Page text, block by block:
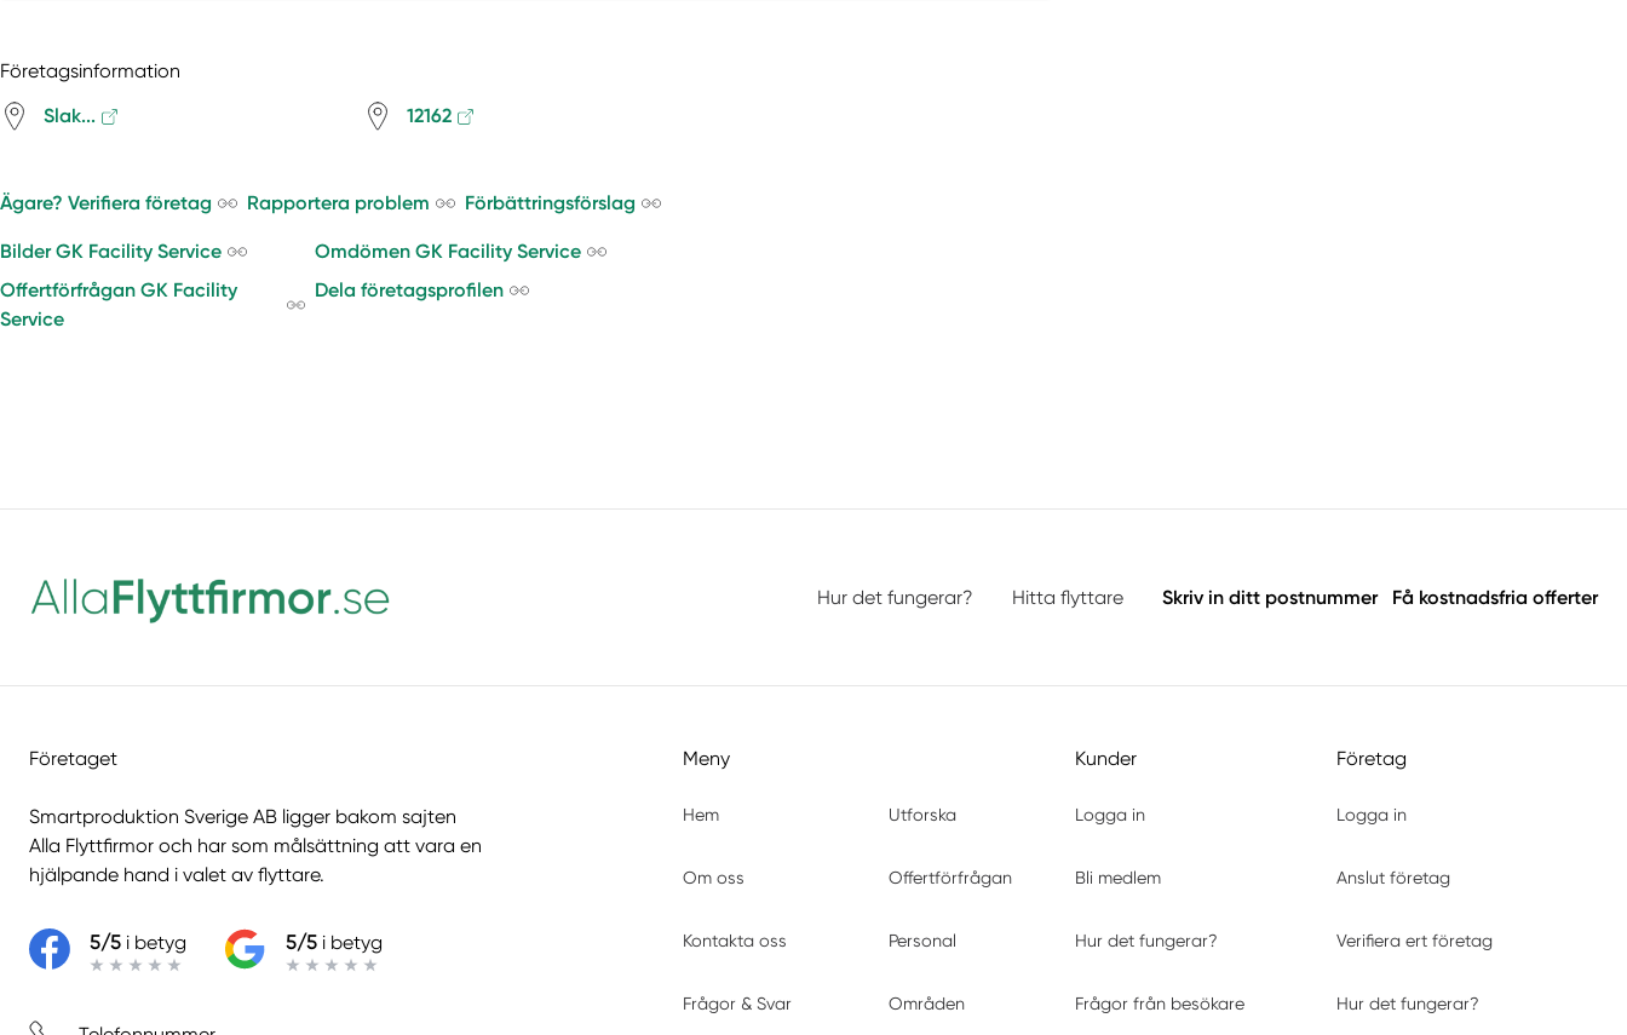
Företagsinformation
Slak...
12162
Ägare? Verifiera företag Rapportera problem Förbättringsförslag
Bilder GK Facility Service
Omdömen GK Facility Service
Offertförfrågan GK Facility
Service
Dela företagsprofilen
Hur det fungerar? Hitta flyttare Skriv in ditt postnummer Få kostnadsfria offerter
Företaget
Smartproduktion Sverige AB ligger bakom sajten
Alla Flyttfirmor och har som målsättning att vara en
hjälpande hand i valet av flyttare.
5/5 i betyg 5/5 i betyg
Meny
Hem Utforska
Om oss Offertförfrågan
Kontakta oss Personal
Frågor & Svar Områden
Kunder
Logga in
Bli medlem
Hur det fungerar?
Frågor från besökare
Företag
Logga in
Anslut företag
Verifiera ert företag
Hur det fungerar?